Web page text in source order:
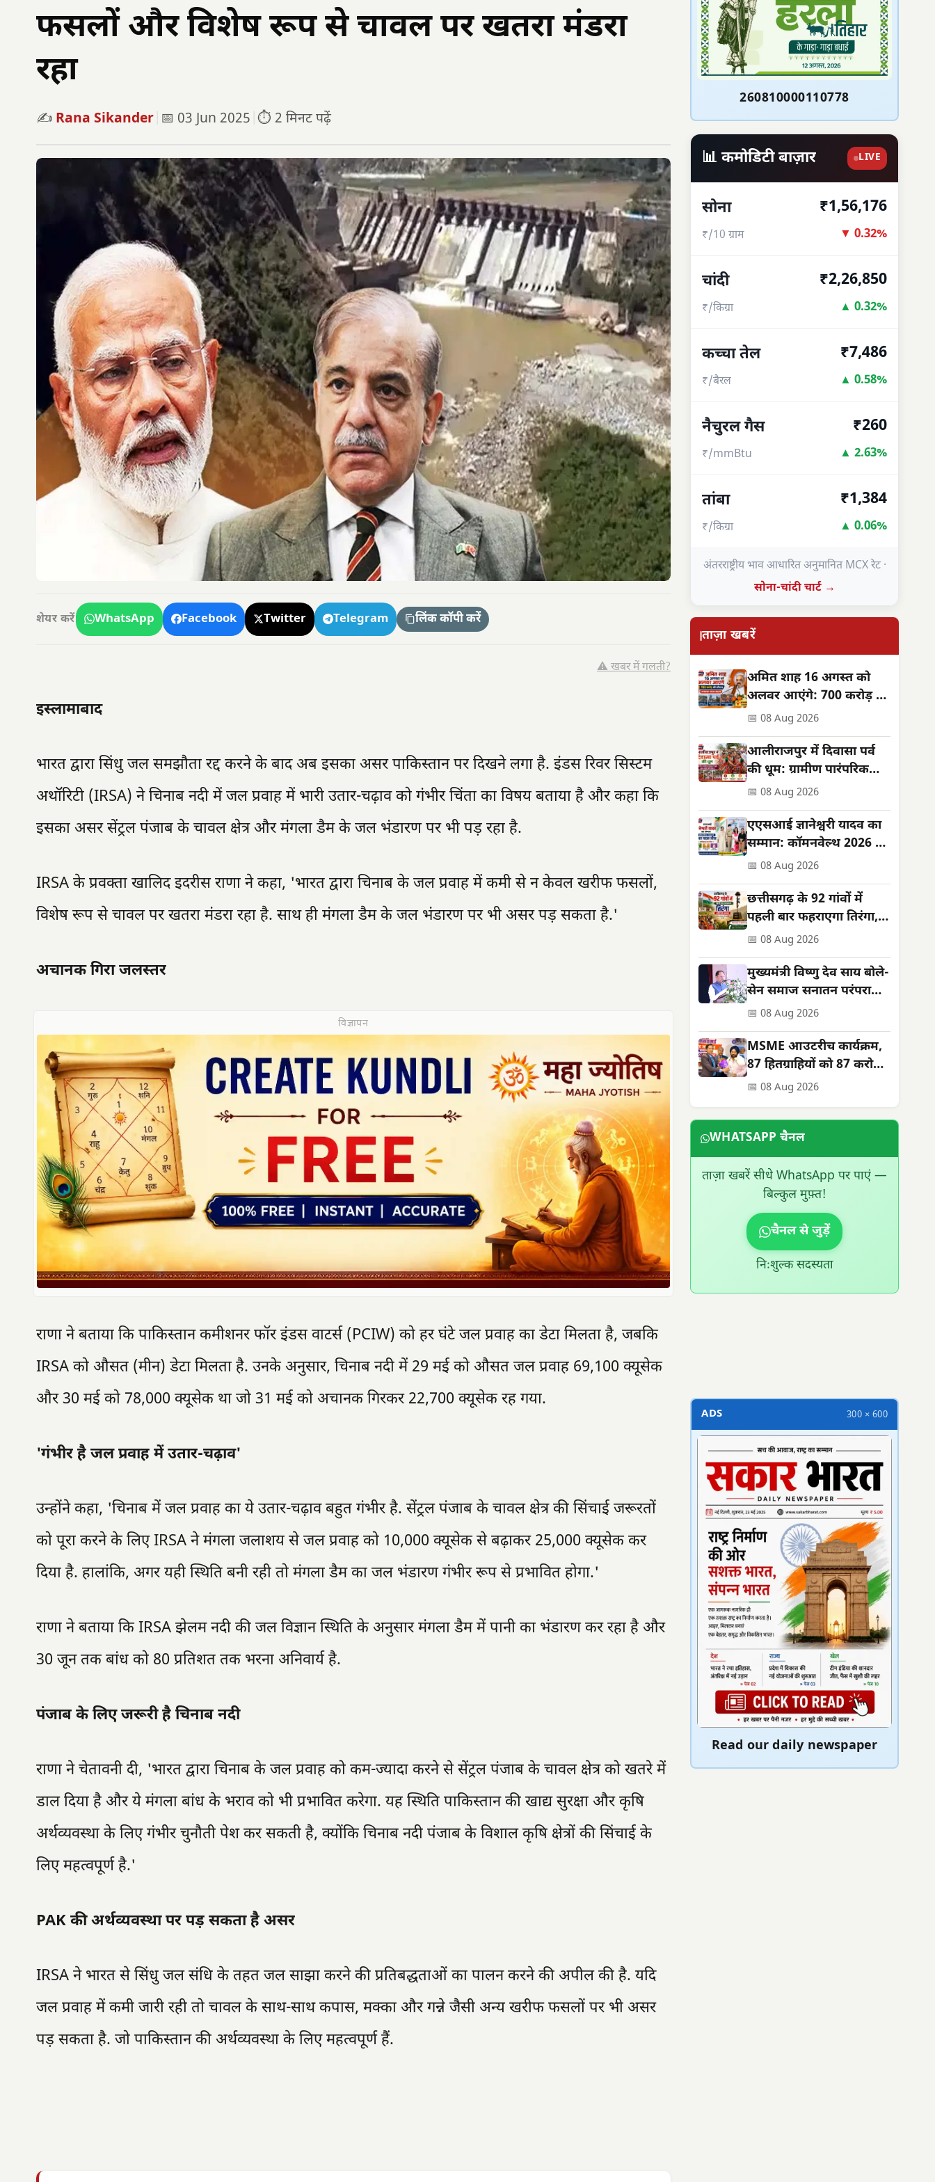
फसलों और विशेष रूप से चावल पर खतरा मंडरा
रहा
✍️ Rana Sikander 📅 03 Jun 2025 ⏱️ 2 मिनट पढ़ें
शेयर करें WhatsApp Facebook Twitter Telegram लिंक कॉपी करें
⚠️ खबर में गलती?
इस्लामाबाद
भारत द्वारा सिंधु जल समझौता रद्द करने के बाद अब इसका असर पाकिस्तान पर दिखने लगा है. इंडस रिवर सिस्टम
अथॉरिटी (IRSA) ने चिनाब नदी में जल प्रवाह में भारी उतार-चढ़ाव को गंभीर चिंता का विषय बताया है और कहा कि
इसका असर सेंट्रल पंजाब के चावल क्षेत्र और मंगला डैम के जल भंडारण पर भी पड़ रहा है.
IRSA के प्रवक्ता खालिद इदरीस राणा ने कहा, 'भारत द्वारा चिनाब के जल प्रवाह में कमी से न केवल खरीफ फसलों,
विशेष रूप से चावल पर खतरा मंडरा रहा है. साथ ही मंगला डैम के जल भंडारण पर भी असर पड़ सकता है.'
अचानक गिरा जलस्तर
विज्ञापन
राणा ने बताया कि पाकिस्तान कमीशनर फॉर इंडस वाटर्स (PCIW) को हर घंटे जल प्रवाह का डेटा मिलता है, जबकि
IRSA को औसत (मीन) डेटा मिलता है. उनके अनुसार, चिनाब नदी में 29 मई को औसत जल प्रवाह 69,100 क्यूसेक
और 30 मई को 78,000 क्यूसेक था जो 31 मई को अचानक गिरकर 22,700 क्यूसेक रह गया.
'गंभीर है जल प्रवाह में उतार-चढ़ाव'
उन्होंने कहा, 'चिनाब में जल प्रवाह का ये उतार-चढ़ाव बहुत गंभीर है. सेंट्रल पंजाब के चावल क्षेत्र की सिंचाई जरूरतों
को पूरा करने के लिए IRSA ने मंगला जलाशय से जल प्रवाह को 10,000 क्यूसेक से बढ़ाकर 25,000 क्यूसेक कर
दिया है. हालांकि, अगर यही स्थिति बनी रही तो मंगला डैम का जल भंडारण गंभीर रूप से प्रभावित होगा.'
राणा ने बताया कि IRSA झेलम नदी की जल विज्ञान स्थिति के अनुसार मंगला डैम में पानी का भंडारण कर रहा है और
30 जून तक बांध को 80 प्रतिशत तक भरना अनिवार्य है.
पंजाब के लिए जरूरी है चिनाब नदी
राणा ने चेतावनी दी, 'भारत द्वारा चिनाब के जल प्रवाह को कम-ज्यादा करने से सेंट्रल पंजाब के चावल क्षेत्र को खतरे में
डाल दिया है और ये मंगला बांध के भराव को भी प्रभावित करेगा. यह स्थिति पाकिस्तान की खाद्य सुरक्षा और कृषि
अर्थव्यवस्था के लिए गंभीर चुनौती पेश कर सकती है, क्योंकि चिनाब नदी पंजाब के विशाल कृषि क्षेत्रों की सिंचाई के
लिए महत्वपूर्ण है.'
PAK की अर्थव्यवस्था पर पड़ सकता है असर
IRSA ने भारत से सिंधु जल संधि के तहत जल साझा करने की प्रतिबद्धताओं का पालन करने की अपील की है. यदि
जल प्रवाह में कमी जारी रही तो चावल के साथ-साथ कपास, मक्का और गन्ने जैसी अन्य खरीफ फसलों पर भी असर
पड़ सकता है. जो पाकिस्तान की अर्थव्यवस्था के लिए महत्वपूर्ण हैं.
260810000110778
📊 कमोडिटी बाज़ार LIVE
सोना
₹/10 ग्राम
₹1,56,176
▼ 0.32%
चांदी
₹/किग्रा
₹2,26,850
▲ 0.32%
कच्चा तेल
₹/बैरल
₹7,486
▲ 0.58%
नैचुरल गैस
₹/mmBtu
₹260
▲ 2.63%
तांबा
₹/किग्रा
₹1,384
▲ 0.06%
अंतरराष्ट्रीय भाव आधारित अनुमानित MCX रेट ·
सोना-चांदी चार्ट →
ताज़ा खबरें
अमित शाह 16 अगस्त को
अलवर आएंगे: 700 करोड़ की
सौगात, जनसभा स्थल बदला
📅 08 Aug 2026
आलीराजपुर में दिवासा पर्व
की धूम: ग्रामीण पारंपरिक
वेशभूषा में झूमे, सुख-समृद्धि
की कामना
📅 08 Aug 2026
एएसआई ज्ञानेश्वरी यादव का
सम्मान: कॉमनवेल्थ 2026 में
रजत पदक जीता
📅 08 Aug 2026
छत्तीसगढ़ के 92 गांवों में
पहली बार फहराएगा तिरंगा,
शहीदों को सम्मान
📅 08 Aug 2026
मुख्यमंत्री विष्णु देव साय बोले-
सेन समाज सनातन परंपराओं
और सामाजिक समरसता का
मजबूत आधार
📅 08 Aug 2026
MSME आउटरीच कार्यक्रम,
87 हितग्राहियों को 87 करोड़
के ऋण स्वीकृत; तरणजीत
📅 08 Aug 2026
WHATSAPP चैनल
ताज़ा खबरें सीधे WhatsApp पर पाएं —
बिल्कुल मुफ़्त!
चैनल से जुड़ें
निःशुल्क सदस्यता
ADS 300 × 600
Read our daily newspaper